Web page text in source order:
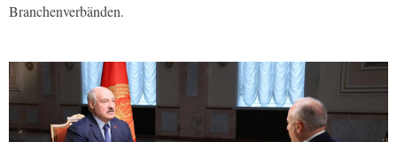
Branchenverbänden.